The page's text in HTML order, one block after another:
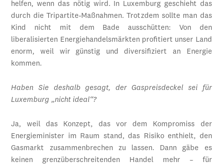
helfen, wenn das nötig wird. In Luxemburg geschieht das
durch die Tripartite-Maßnahmen. Trotzdem sollte man das
Kind nicht mit dem Bade ausschütten: Von den
liberalisierten Energiehandelsmärkten profitiert unser Land
enorm, weil wir günstig und diversifiziert an Energie
kommen.
Haben Sie deshalb gesagt, der Gaspreisdeckel sei für
Luxemburg „nicht ideal“?
Ja, weil das Konzept, das vor dem Kompromiss der
Energieminister im Raum stand, das Risiko enthielt, den
Gasmarkt zusammenbrechen zu lassen. Dann gäbe es
keinen grenzüberschreitenden Handel mehr – für